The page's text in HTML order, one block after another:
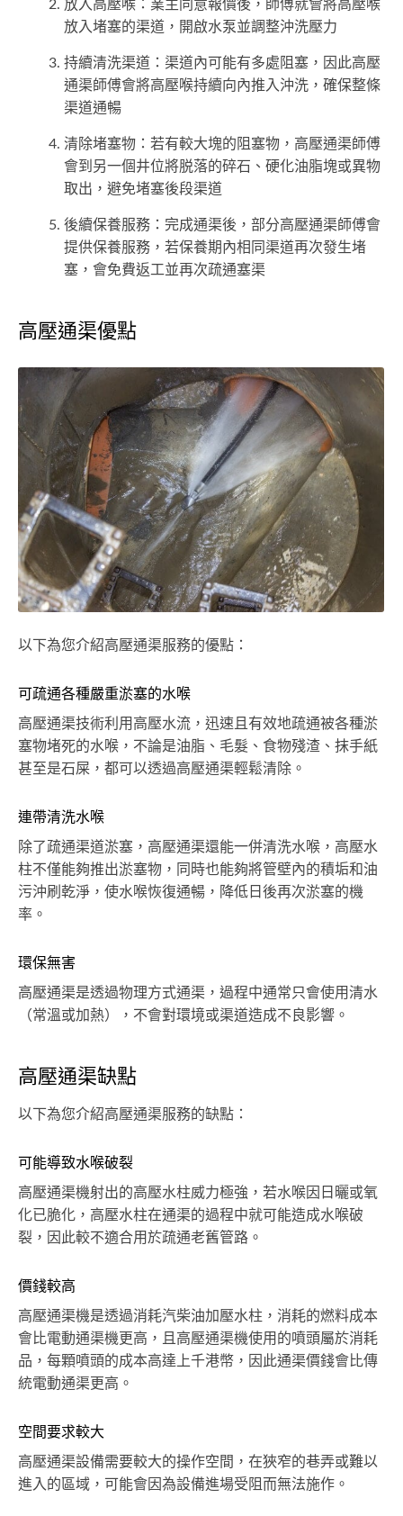
放入高壓喉：業主同意報價後，師傅就會將高壓喉
放入堵塞的渠道，開啟水泵並調整沖洗壓力
持續清洗渠道：渠道內可能有多處阻塞，因此高壓
通渠師傅會將高壓喉持續向內推入沖洗，確保整條
渠道通暢
清除堵塞物：若有較大塊的阻塞物，高壓通渠師傅
會到另一個井位將脱落的碎石、硬化油脂塊或異物
取出，避免堵塞後段渠道
後續保養服務：完成通渠後，部分高壓通渠師傅會
提供保養服務，若保養期內相同渠道再次發生堵
塞，會免費返工並再次疏通塞渠
高壓通渠優點
以下為您介紹高壓通渠服務的優點：
可疏通各種嚴重淤塞的水喉
高壓通渠技術利用高壓水流，迅速且有效地疏通被各種淤
塞物堵死的水喉，不論是油脂、毛髮、食物殘渣、抹手紙
甚至是石屎，都可以透過高壓通渠輕鬆清除。
連帶清洗水喉
除了疏通渠道淤塞，高壓通渠還能一併清洗水喉，高壓水
柱不僅能夠推出淤塞物，同時也能夠將管壁內的積垢和油
污沖刷乾淨，使水喉恢復通暢，降低日後再次淤塞的機
率。
環保無害
高壓通渠是透過物理方式通渠，過程中通常只會使用清水
（常溫或加熱），不會對環境或渠道造成不良影響。
高壓通渠缺點
以下為您介紹高壓通渠服務的缺點：
可能導致水喉破裂
高壓通渠機射出的高壓水柱威力極強，若水喉因日曬或氧
化已脆化，高壓水柱在通渠的過程中就可能造成水喉破
裂，因此較不適合用於疏通老舊管路。
價錢較高
高壓通渠機是透過消耗汽柴油加壓水柱，消耗的燃料成本
會比電動通渠機更高，且高壓通渠機使用的噴頭屬於消耗
品，每顆噴頭的成本高達上千港幣，因此通渠價錢會比傳
統電動通渠更高。
空間要求較大
高壓通渠設備需要較大的操作空間，在狹窄的巷弄或難以
進入的區域，可能會因為設備進場受阻而無法施作。